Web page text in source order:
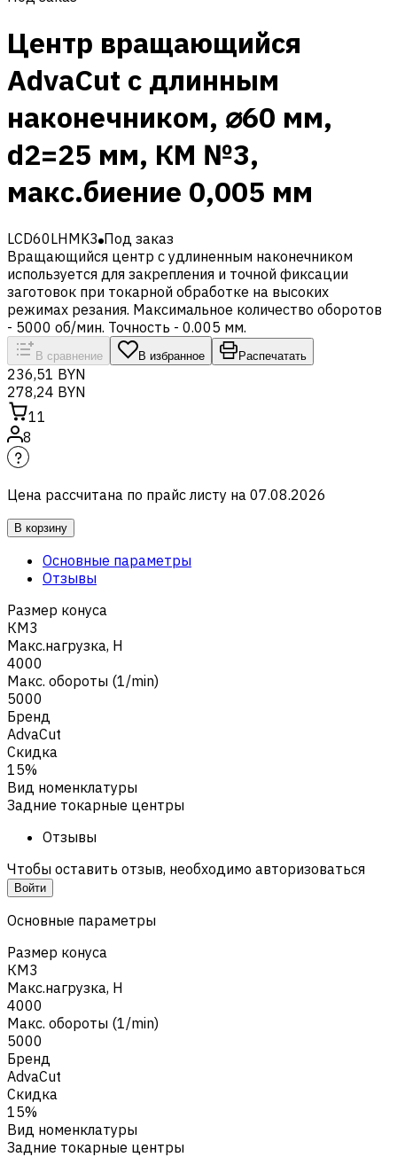
Центр вращающийся
AdvaCut с длинным
наконечником, ⌀60 мм,
d2=25 мм, КМ №3,
макс.биение 0,005 мм
LCD60LHMK3 Под заказ
Вращающийся центр с удлиненным наконечником
используется для закрепления и точной фиксации
заготовок при токарной обработке на высоких
режимах резания. Максимальное количество оборотов
- 5000 об/мин. Точность - 0.005 мм.
В сравнение В избранное Распечатать
236,51 BYN
278,24 BYN
11
8
Цена рассчитана по прайс листу на 07.08.2026
В корзину
Основные параметры
Отзывы
Размер конуса
КМ3
Макс.нагрузка, Н
4000
Макс. обороты (1/min)
5000
Бренд
AdvaCut
Скидка
15%
Вид номенклатуры
Задние токарные центры
Отзывы
Чтобы оставить отзыв, необходимо авторизоваться
Войти
Основные параметры
Размер конуса
КМ3
Макс.нагрузка, Н
4000
Макс. обороты (1/min)
5000
Бренд
AdvaCut
Скидка
15%
Вид номенклатуры
Задние токарные центры